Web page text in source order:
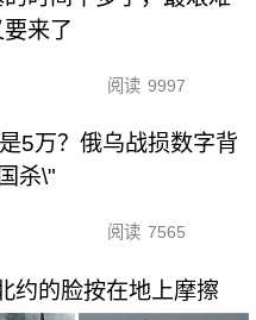
来了
阅读 9997
5万？俄乌战损数字背
杀\"
阅读 7565
约的脸按在地上摩擦